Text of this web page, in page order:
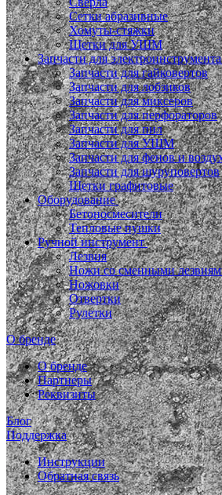
Сетки абразивные
Хомуты-стяжки
Щетки для УШМ
Запчасти для
Запчасти для гайковертов
Запчасти для лобзиков
Запчасти для миксеров
Запчасти для перфораторов
Запчасти для пил
Запчасти для УШМ
Запчасти для фенов и
Запчасти для шуруповертов
Щетки графитовые
Оборудование
Бетоносмесители
Тепловые пушки
Ручной инструмент
Лезвия
Ножи со сменными
Ножовки
Отвертки
Рулетки
О бренде
О бренде
Партнеры
Реквизиты
Блог
Поддержка
Инструкции
Обратная связь